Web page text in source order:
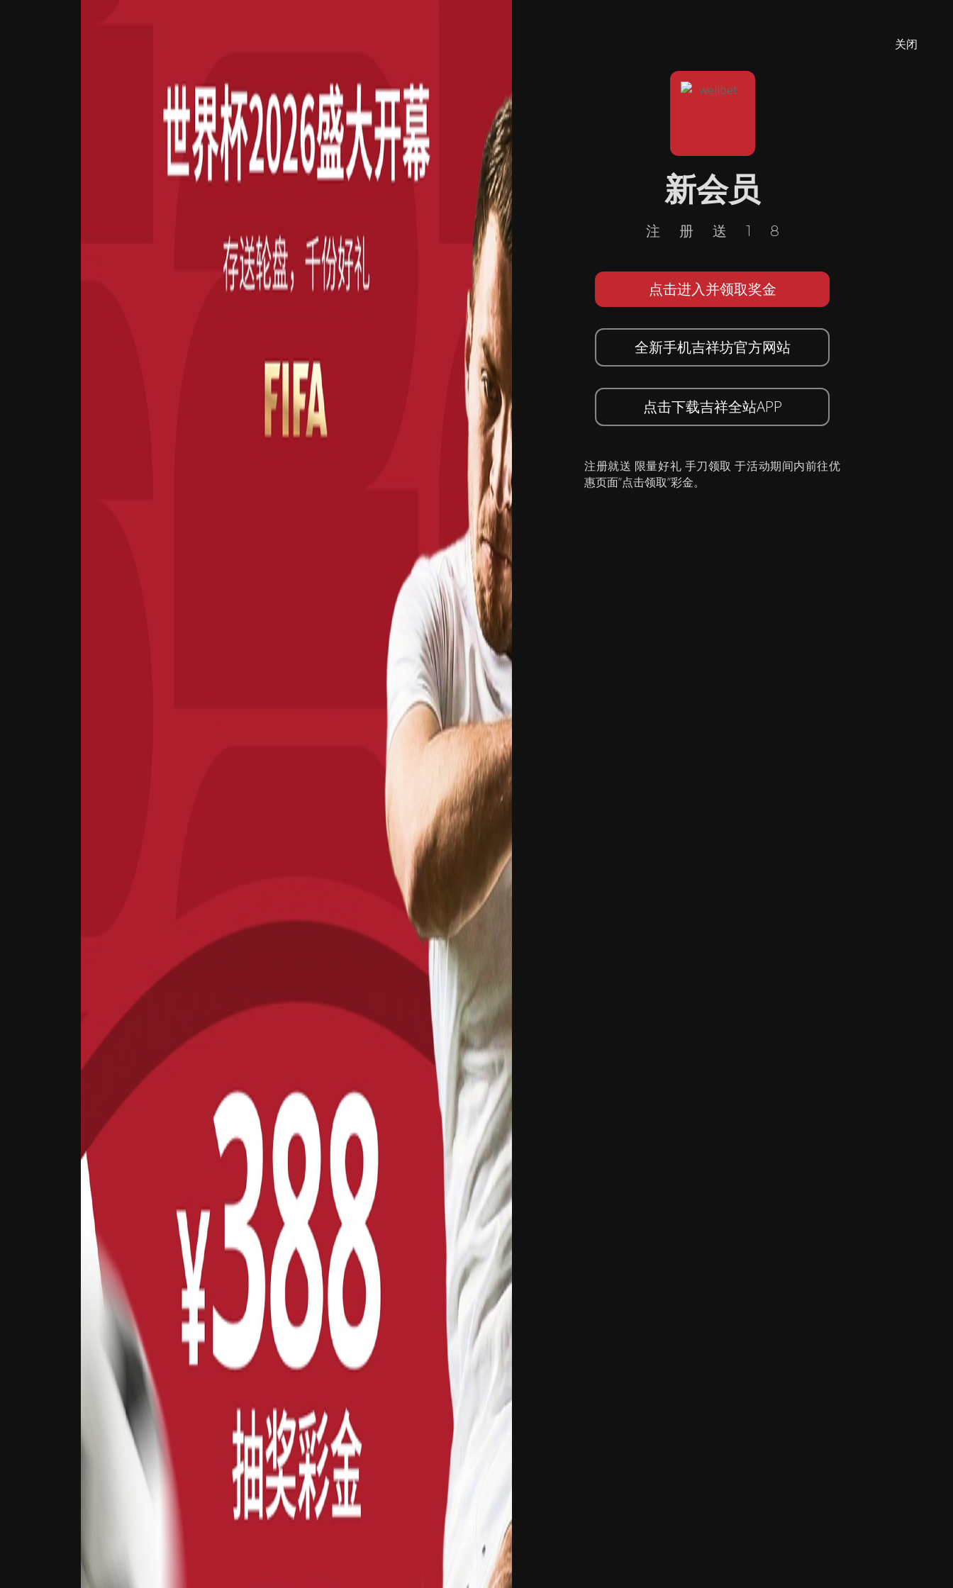
关闭
新会员
注册送18
点击进入并领取奖金
全新手机吉祥坊官方网站
点击下载吉祥全站APP
注册就送 限量好礼 手刀领取 于活动期间内前往优
惠页面”点击领取”彩金。